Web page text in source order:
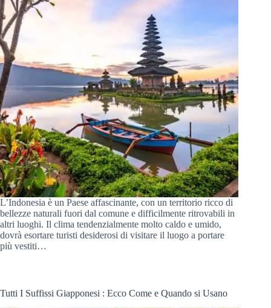
L’Indonesia è un Paese affascinante, con un territorio ricco di
bellezze naturali fuori dal comune e difficilmente ritrovabili in
altri luoghi. Il clima tendenzialmente molto caldo e umido,
dovrà esortare turisti desiderosi di visitare il luogo a portare
più vestiti…
Tutti I Suffissi Giapponesi : Ecco Come e Quando si Usano